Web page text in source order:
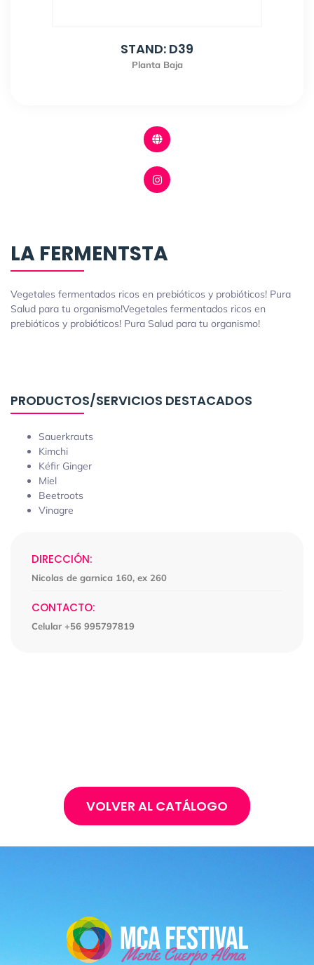
STAND: D39
Planta Baja
LA FERMENTSTA
Vegetales fermentados ricos en prebióticos y probióticos! Pura
Salud para tu organismo!Vegetales fermentados ricos en
prebióticos y probióticos! Pura Salud para tu organismo!
PRODUCTOS/SERVICIOS DESTACADOS
Sauerkrauts
Kimchi
Kéfir Ginger
Miel
Beetroots
Vinagre
DIRECCIÓN:
Nicolas de garnica 160, ex 260
CONTACTO:
Celular +56 995797819
VOLVER AL CATÁLOGO